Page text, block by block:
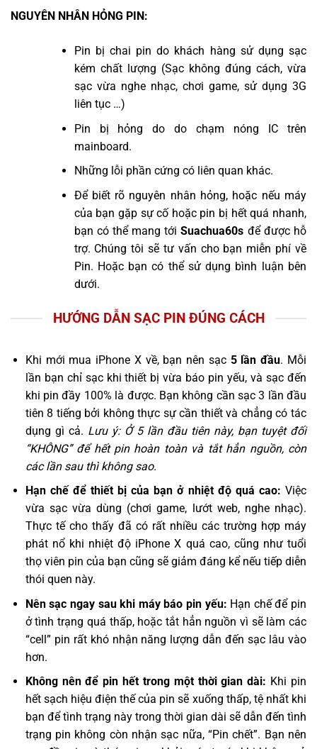
NGUYÊN NHÂN HỎNG PIN:
Pin bị chai pin do khách hàng sử dụng sạc
kém chất lượng (Sạc không đúng cách, vừa
sạc vừa nghe nhạc, chơi game, sử dụng 3G
liên tục …)
Pin bị hỏng do do chạm nóng IC trên
mainboard.
Những lỗi phần cứng có liên quan khác.
Để biết rõ nguyên nhân hỏng, hoặc nếu máy
của bạn gặp sự cố hoặc pin bị hết quá nhanh,
bạn có thể mang tớiSuachua60s để được hỗ
trợ. Chúng tôi sẽ tư vấn cho bạn miễn phí về
Pin. Hoặc bạn có thể sử dụng bình luận bên
dưới.
HƯỚNG DẪN SẠC PIN ĐÚNG CÁCH
Khi mới mua iPhone X về, bạn nên sạc5 lần đầu. Mỗi
lần bạn chỉ sạc khi thiết bị vừa báo pin yếu, và sạc đến
khi pin đầy 100% là được. Bạn không cần sạc 3 lần đầu
tiên 8 tiếng bởi không thực sự cần thiết và chẳng có tác
dụng gì cả. Lưu ý: Ở 5 lần đầu tiên này, bạn tuyệt đối
“KHÔNG” để hết pin hoàn toàn và tắt hẳn nguồn, còn
các lần sau thì không sao.
Hạn chế để thiết bị của bạn ở nhiệt độ quá cao: Việc
vừa sạc vừa dùng (chơi game, lướt web, nghe nhạc).
Thực tế cho thấy đã có rất nhiều các trường hợp máy
phát nổ khi nhiệt độ iPhone X quá cao, cũng như tuổi
thọ viên pin của bạn cũng sẽ giảm đáng kể nếu tiếp diễn
thói quen này.
Nên sạc ngay sau khi máy báo pin yếu: Hạn chế để pin
ở tình trạng quá thấp, hoặc tắt hẳn nguồn vì sẽ làm các
“cell” pin rất khó nhận năng lượng dẫn đến sạc lâu vào
hơn.
Không nên để pin hết trong một thời gian dài: Khi pin
hết sạch hiệu điện thế của pin sẽ xuống thấp, tệ nhất khi
bạn để tình trạng này trong thời gian dài sẽ dẫn đến tình
trạng pin không còn nhận sạc nữa, “Pin chết”. Bạn nên